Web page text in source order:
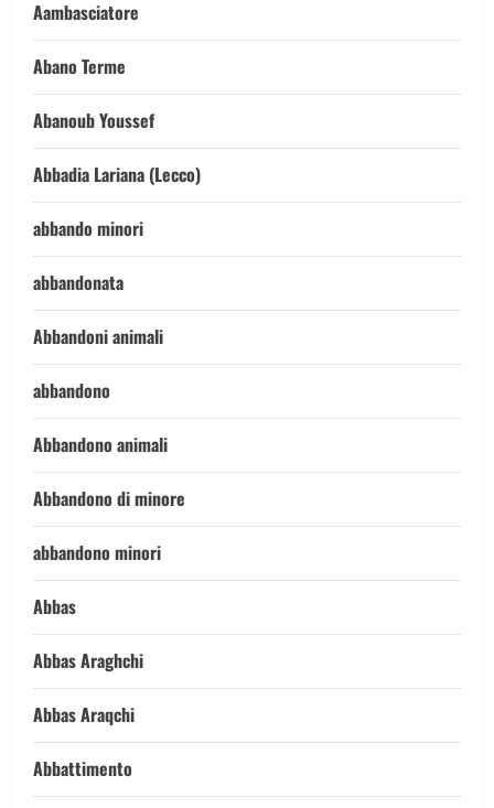
Aambasciatore
Abano Terme
Abanoub Youssef
Abbadia Lariana (Lecco)
abbando minori
abbandonata
Abbandoni animali
abbandono
Abbandono animali
Abbandono di minore
abbandono minori
Abbas
Abbas Araghchi
Abbas Araqchi
Abbattimento